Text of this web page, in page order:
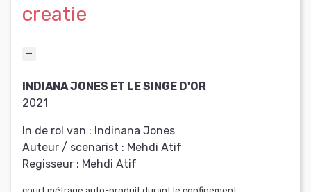
creatie
INDIANA JONES ET LE SINGE D'OR
2021
In de rol van : Indinana Jones
Auteur / scenarist : Mehdi Atif
Regisseur : Mehdi Atif